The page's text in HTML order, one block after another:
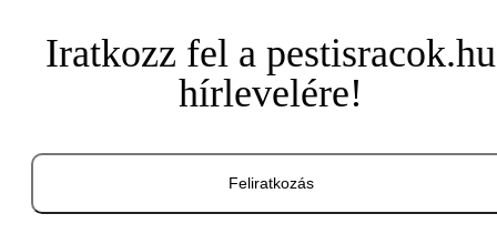
Iratkozz fel a pestisracok.hu
hírlevelére!
Feliratkozás